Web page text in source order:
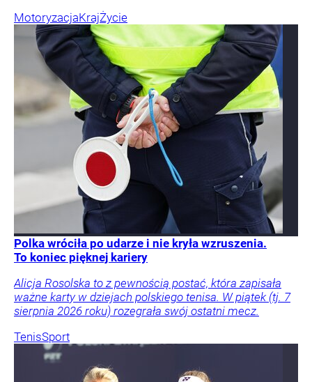
MotoryzacjaKrajŻycie
Polka wróciła po udarze i nie kryła wzruszenia.
To koniec pięknej kariery
Alicja Rosolska to z pewnością postać, która zapisała
ważne karty w dziejach polskiego tenisa. W piątek (tj. 7
sierpnia 2026 roku) rozegrała swój ostatni mecz.
TenisSport